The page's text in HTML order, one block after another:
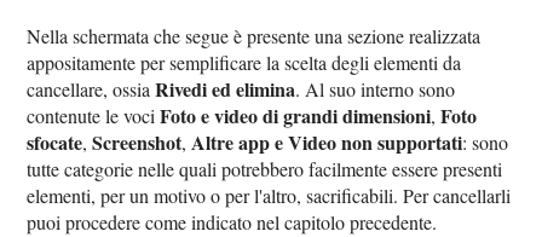
Nella schermata che segue è presente una sezione realizzata
appositamente per semplificare la scelta degli elementi da
cancellare, ossiaRivedi ed elimina. Al suo interno sono
contenute le vociFoto e video di grandi dimensioni,Foto
sfocate,Screenshot,Altre app e Video non supportati: sono
tutte categorie nelle quali potrebbero facilmente essere presenti
elementi, per un motivo o per l'altro, sacrificabili. Per cancellarli
puoi procedere come indicato nel capitolo precedente.